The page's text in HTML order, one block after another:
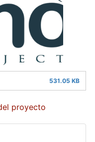
531.05 KB
proyecto